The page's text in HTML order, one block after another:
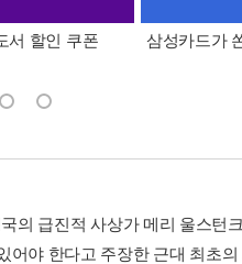
서 할인 쿠폰 삼성카드가
의 급진적 사상가 메리 울스턴
야 한다고 주장한 근대 최초